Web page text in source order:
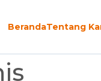
BerandaTentang